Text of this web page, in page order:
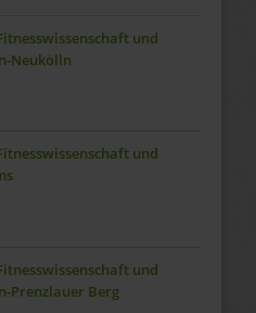
und
Neukölln
und
und
Prenzlauer Berg